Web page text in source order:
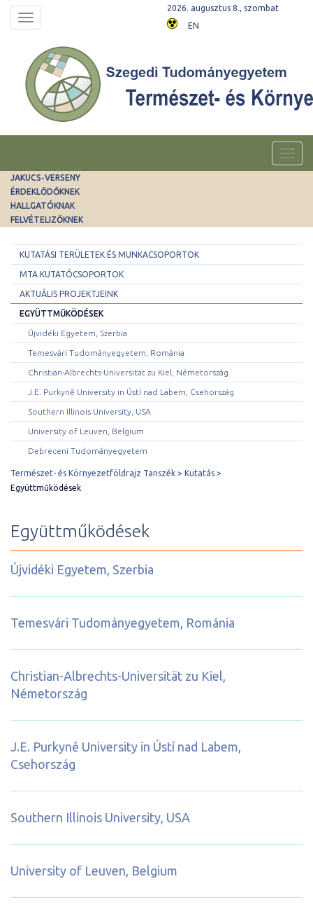
Toggle
navigation
2026. augusztus 8., szombat
EN
JAKUCS-VERSENY
ÉRDEKLŐDŐKNEK
HALLGATÓKNAK
FELVÉTELIZŐKNEK
KUTATÁSI TERÜLETEK ÉS MUNKACSOPORTOK
MTA KUTATÓCSOPORTOK
AKTUÁLIS PROJEKTJEINK
EGYÜTTMŰKÖDÉSEK
Újvidéki Egyetem, Szerbia
Temesvári Tudományegyetem, Románia
Christian-Albrechts-Universität zu Kiel, Németország
J.E. Purkyně University in Ústí nad Labem, Csehország
Southern Illinois University, USA
University of Leuven, Belgium
Debreceni Tudományegyetem
Természet- és Környezetföldrajz Tanszék
Kutatás
Együttműködések
Együttműködések
Újvidéki Egyetem, Szerbia
Temesvári Tudományegyetem, Románia
Christian-Albrechts-Universität zu Kiel,
Németország
J.E. Purkyně University in Ústí nad Labem,
Csehország
Southern Illinois University, USA
University of Leuven, Belgium